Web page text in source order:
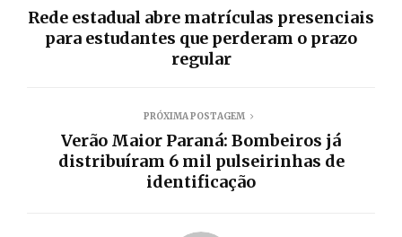
Rede estadual abre matrículas presenciais
para estudantes que perderam o prazo
regular
PRÓXIMA POSTAGEM
Verão Maior Paraná: Bombeiros já
distribuíram 6 mil pulseirinhas de
identificação